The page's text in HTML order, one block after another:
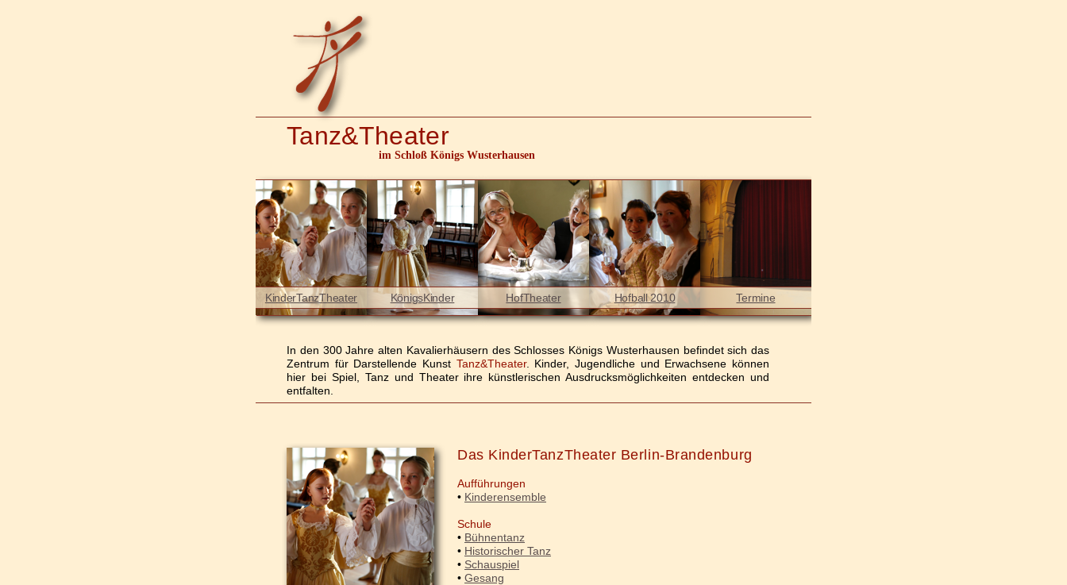
Tanz&Theater
im Schloß Königs Wusterhausen
In den 300 Jahre alten Kavalierhäusern des Schlosses Königs Wusterhausen befindet sich das
Zentrum für Darstellende Kunst Tanz&Theater. Kinder, Jugendliche und Erwachsene können
hier bei Spiel, Tanz und Theater ihre künstlerischen Ausdrucksmöglichkeiten entdecken und
entfalten.
Das KinderTanzTheater Berlin-Brandenburg
Aufführungen
• Kinderensemble
Schule
• Bühnentanz
• Historischer Tanz
• Schauspiel
• Gesang
KinderTanzTheater KönigsKinder HofTheater Hofball 2010 Termine